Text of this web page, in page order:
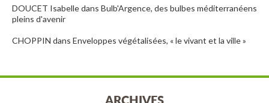
DOUCET Isabelledans Bulb'Argence, des bulbes méditerranéens
pleins d'avenir
CHOPPIN dans Enveloppes végétalisées, « le vivant et la ville »